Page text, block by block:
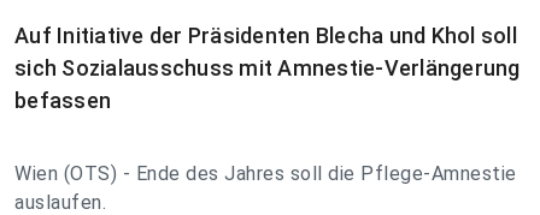
Auf Initiative der Präsidenten Blecha und Khol soll
sich Sozialausschuss mit Amnestie-Verlängerung
befassen
Wien (OTS) - Ende des Jahres soll die Pflege-Amnestie
auslaufen.